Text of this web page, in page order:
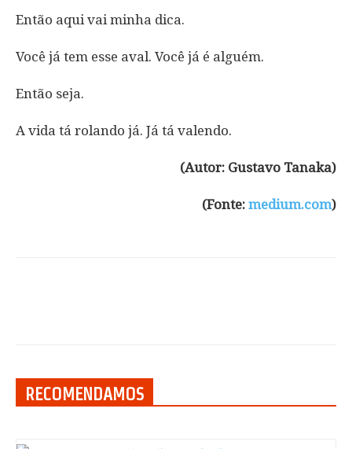
Então aqui vai minha dica.
Você já tem esse aval. Você já é alguém.
Então seja.
A vida tá rolando já. Já tá valendo.
(Autor: Gustavo Tanaka)
(Fonte: medium.com)
RECOMENDAMOS